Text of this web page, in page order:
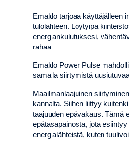
Emaldo tarjoaa käyttäjälleen
tulolähteen. Löytyipä
energiankulutuksesi,
rahaa.
Emaldo Power Pulse
samalla siirtymistä
Maailmanlaajuinen
kannalta. Siihen liittyy
taajuuden epävakaus. Tämä
epätasapainosta, jota
energialähteistä, kuten